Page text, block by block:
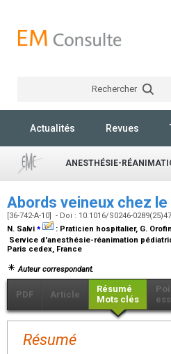
Rechercher
Actualités Revues
ANESTHÉSIE-
Abords veineux chez
[36-742-A-10] - Doi : 10.1016/S0246-
N. Salvi ⁎ : Praticien hospitalier, G.
Service d'anesthésie-réanimation
Paris cedex, France
Auteur correspondant.
PDF Article
Résumé
Mots clés
Résumé